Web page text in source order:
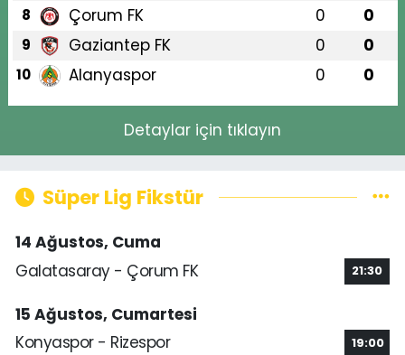
8 Çorum FK 0 0
9 Gaziantep FK 0 0
10 Alanyaspor 0 0
Detaylar için tıklayın
Süper Lig Fikstür
14 Ağustos, Cuma
Galatasaray - Çorum FK
21:30
15 Ağustos, Cumartesi
Konyaspor - Rizespor
19:00